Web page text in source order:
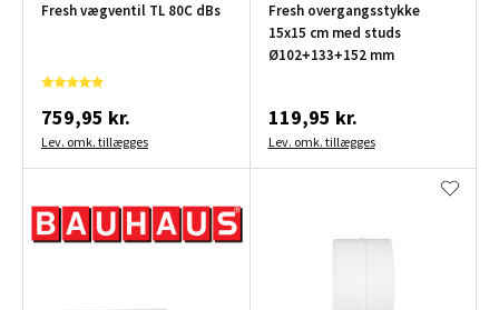
Fresh vægventil TL 80C dBs
759,95 kr.
Lev. omk. tillægges
Fresh overgangsstykke
15x15 cm med studs
Ø102+133+152 mm
119,95 kr.
Lev. omk. tillægges